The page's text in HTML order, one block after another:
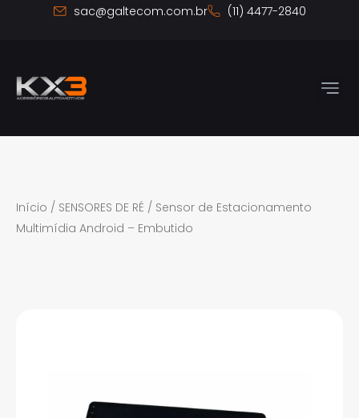
conteúdo
sac@galtecom.com.br (11) 4477-2840
Início / SENSORES DE RÉ / Sensor de Estacionamento
Multimídia Android – Embutido